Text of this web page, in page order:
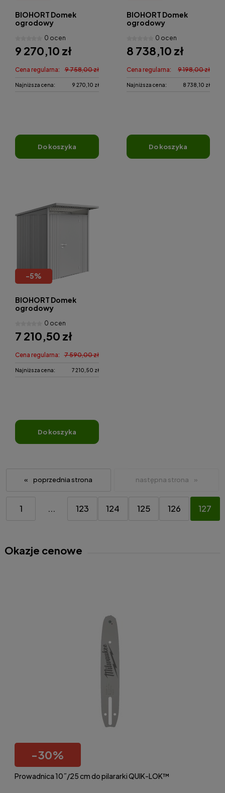
BIOHORT Domek
ogrodowy
180x300 cm
0 ocen
9 270,10 zł
Cena regularna: 9 758,00 zł
Najniższa cena: 9 270,10 zł
do koszyka
BIOHORT Domek
ogrodowy
180x260 cm
0 ocen
8 738,10 zł
Cena regularna: 9 198,00 zł
Najniższa cena: 8 738,10 zł
do koszyka
-5%
BIOHORT Domek
ogrodowy
180x220 cm
0 ocen
7 210,50 zł
Cena regularna: 7 590,00 zł
Najniższa cena: 7 210,50 zł
do koszyka
«
1 ... 123 124 125 126 127
»
Okazje cenowe
-30%
Prowadnica 10˝/25 cm do pilararki QUIK-LOK™